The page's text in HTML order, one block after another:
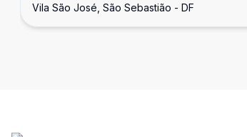
Vila São José, São Sebastião - DF